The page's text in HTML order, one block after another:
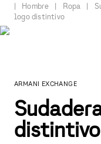
Hombre Ropa
logo distintivo
ARMANI EXCHANGE
distintivo